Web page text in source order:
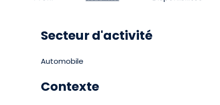
Secteur d'activité
Automobile
Contexte